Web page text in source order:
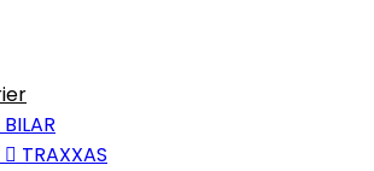
 TRAXXAS